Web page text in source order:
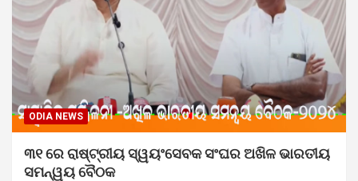
ODIA NEWS
୩୧ ରେ ରାଷ୍ଟ୍ରୀୟ ସ୍ୱୟଂସେବକ ସଂଘର ଅଖିଳ ଭାରତୀୟ
ସମନ୍ୱୟ ବୈଠକ